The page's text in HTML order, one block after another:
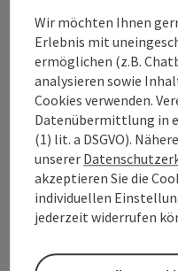
Lindengasse 9
4040 Linz
+43 732 7277 - 888
info@donauregion.at
Fax: +43 732 7277 - 804
Wir möchten Ihnen
Erlebnis mit
ermöglichen (z.B.
analysieren sowie
Cookies verwenden.
Datenübermittlung in
(1) lit. a DSGVO).
unserer
akzeptieren Sie die
individuellen
jederzeit widerrufen